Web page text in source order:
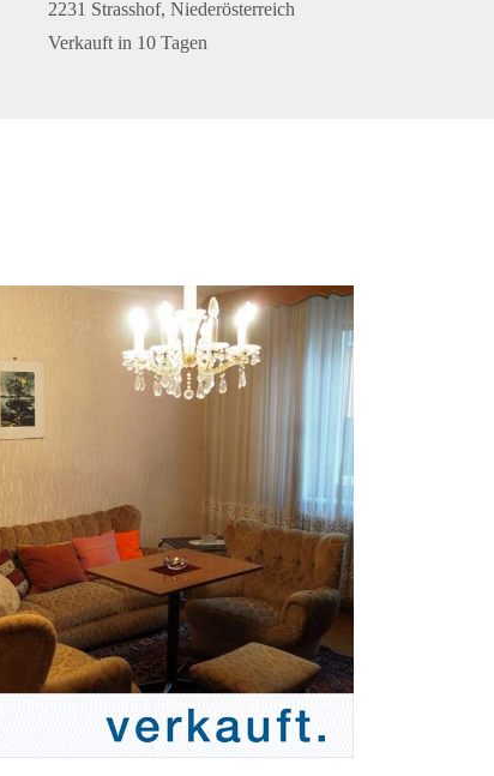
2231 Strasshof, Niederösterreich
Verkauft in 10 Tagen